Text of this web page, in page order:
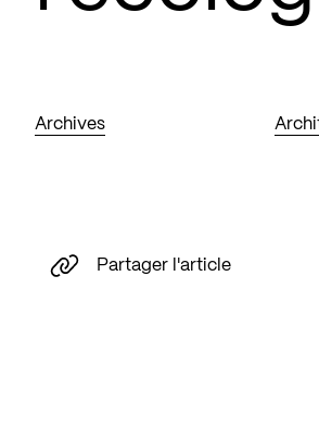
Archives
Partager l'article